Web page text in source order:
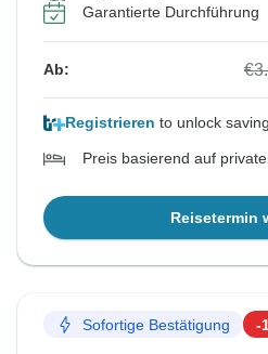
Garantierte Durchführung
Ab:
Registrieren to unlock
Preis basierend auf
Reisetermin
Sofortige Bestätigung -